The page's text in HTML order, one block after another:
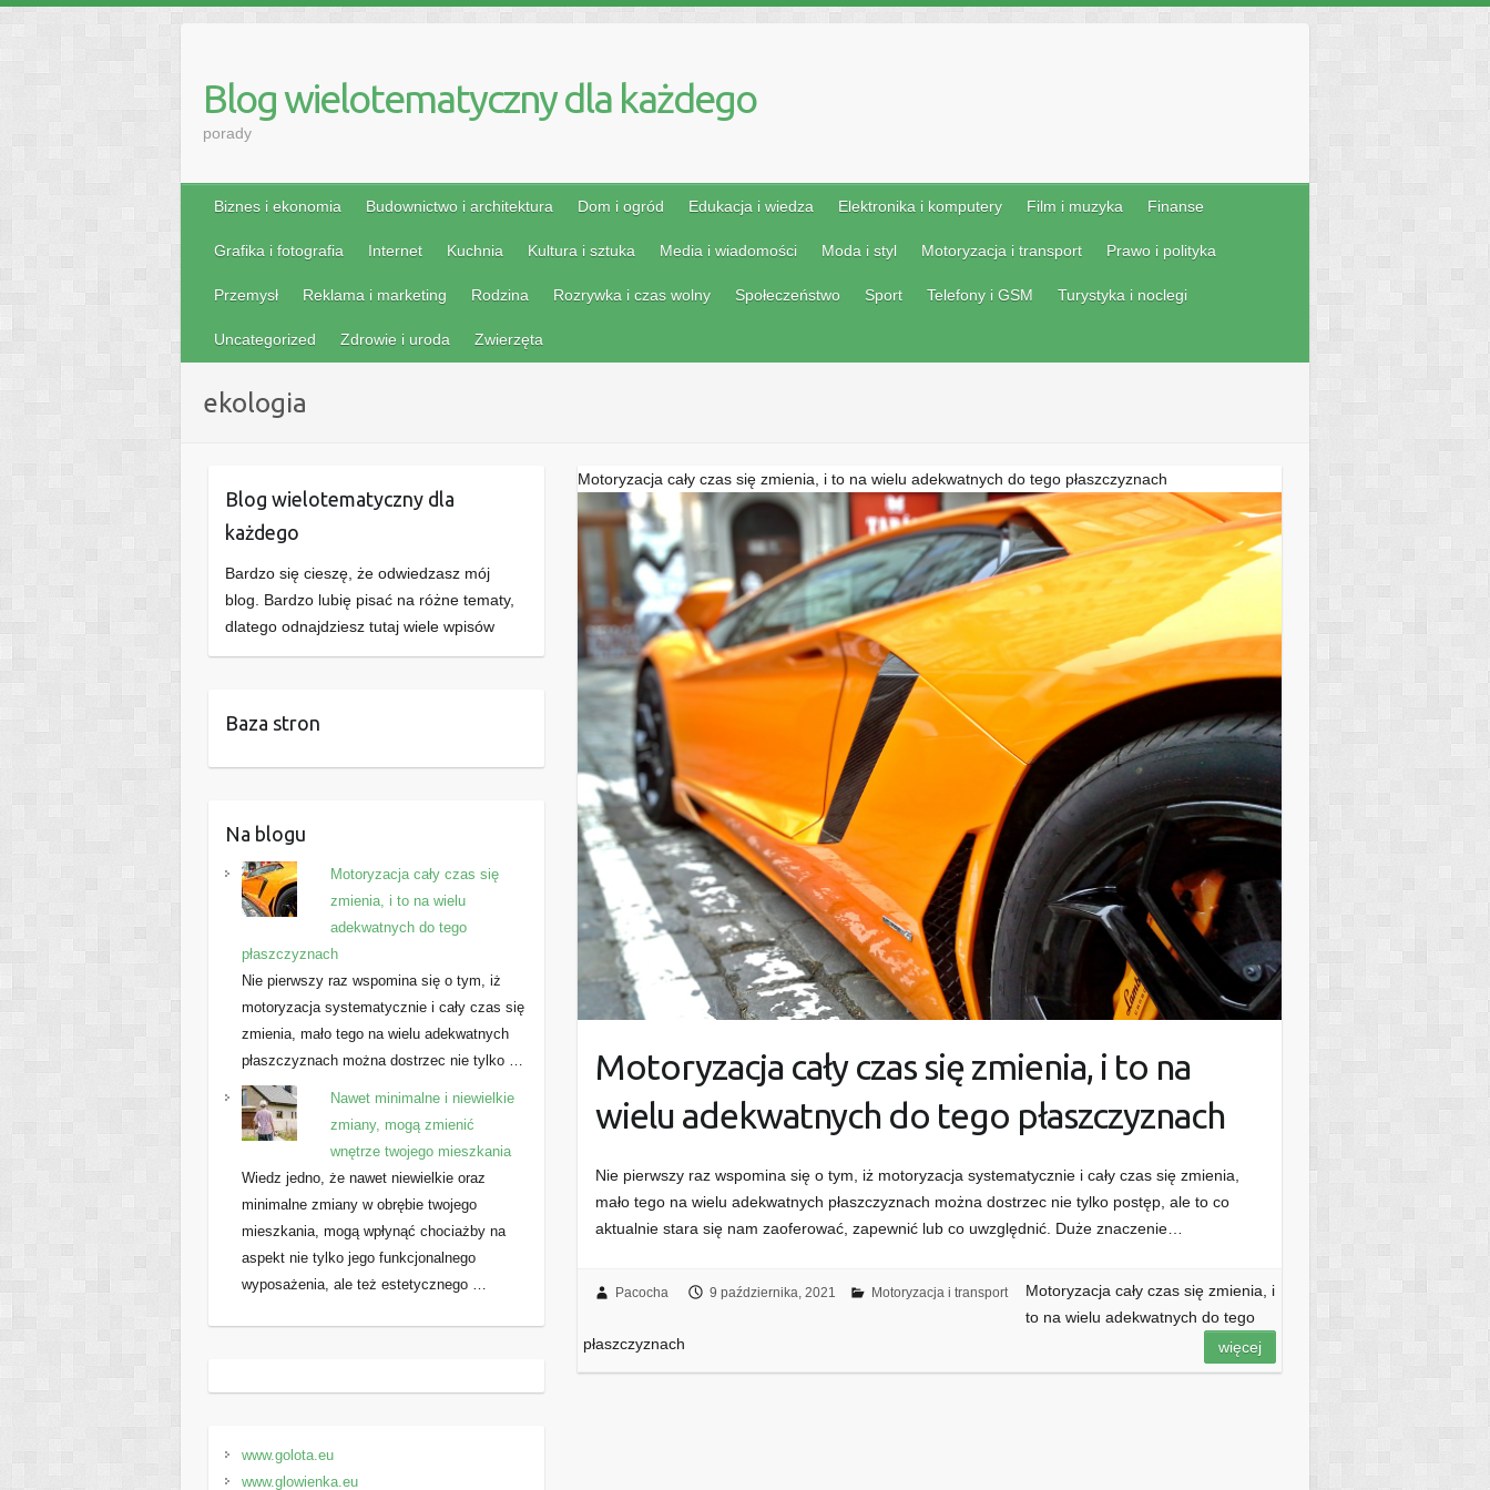
content
Blog wielotematyczny dla każdego
porady
Biznes i ekonomia Budownictwo i architektura Dom i ogród Edukacja i wiedza Elektronika i komputery Film i muzyka Finanse
Grafika i fotografia Internet Kuchnia Kultura i sztuka Media i wiadomości Moda i styl Motoryzacja i transport Prawo i polityka
Przemysł Reklama i marketing Rodzina Rozrywka i czas wolny Społeczeństwo Sport Telefony i GSM Turystyka i noclegi
Uncategorized Zdrowie i uroda Zwierzęta
ekologia
Motoryzacja cały czas się zmienia, i to na wielu adekwatnych do tego płaszczyznach
Motoryzacja cały czas się zmienia, i to na
wielu adekwatnych do tego płaszczyznach
Nie pierwszy raz wspomina się o tym, iż motoryzacja systematycznie i cały czas się zmienia,
mało tego na wielu adekwatnych płaszczyznach można dostrzec nie tylko postęp, ale to co
aktualnie stara się nam zaoferować, zapewnić lub co uwzględnić. Duże znaczenie…
Pacocha 9 października, 2021 Motoryzacja i transport
Motoryzacja cały czas się zmienia, i
to na wielu adekwatnych do tego
płaszczyznach
więcej
Blog wielotematyczny dla
każdego
Bardzo się cieszę, że odwiedzasz mój
blog. Bardzo lubię pisać na różne tematy,
dlatego odnajdziesz tutaj wiele wpisów
Baza stron
Na blogu
Motoryzacja cały czas się
zmienia, i to na wielu
adekwatnych do tego
płaszczyznach
Nie pierwszy raz wspomina się o tym, iż
motoryzacja systematycznie i cały czas się
zmienia, mało tego na wielu adekwatnych
płaszczyznach można dostrzec nie tylko …
Nawet minimalne i niewielkie
zmiany, mogą zmienić
wnętrze twojego mieszkania
Wiedz jedno, że nawet niewielkie oraz
minimalne zmiany w obrębie twojego
mieszkania, mogą wpłynąć chociażby na
aspekt nie tylko jego funkcjonalnego
wyposażenia, ale też estetycznego …
www.golota.eu
www.glowienka.eu